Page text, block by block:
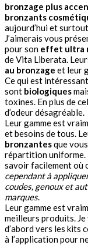
bronzage plus
bronzants
aujourd’hui et
J’aimerais vous
pour son effet ultra
de Vita Liberata.
au bronzage et leur
Ce qui est
sont biologiques
toxines. En plus de
d’odeur désagréable.
Leur gamme est
et besoins de tous.
bronzantesque
répartition uniforme.
savoir facilement où
cependant à
coudes, genoux et
marques.
Leur gamme est
meilleurs produits.
d’abord vers les kits
à l’application pour